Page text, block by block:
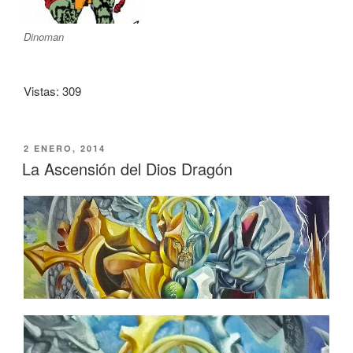
Dinoman
Vistas: 309
PUBLICADO
EL
2 ENERO, 2014
La Ascensión del Dios Dragón